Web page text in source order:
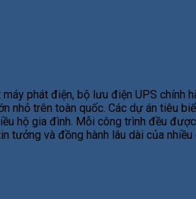
phát điện, bộ lưu điện UPS
nhỏ trên toàn quốc. Các dự án tiêu
hộ gia đình. Mỗi công trình đều
tưởng và đồng hành lâu dài của